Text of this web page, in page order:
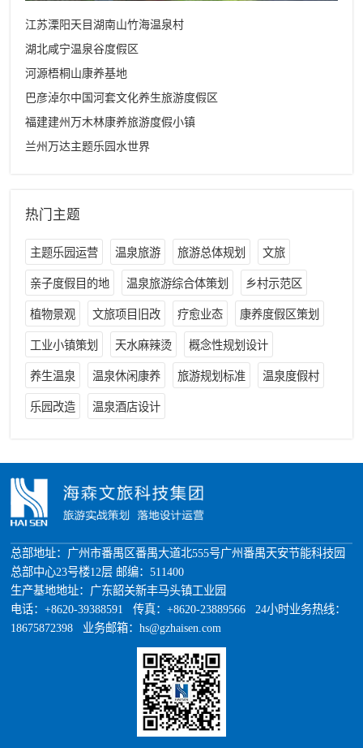
江苏溧阳天目湖南山竹海温泉村
湖北咸宁温泉谷度假区
河源梧桐山康养基地
巴彦淖尔中国河套文化养生旅游度假区
福建建州万木林康养旅游度假小镇
兰州万达主题乐园水世界
热门主题
主题乐园运营 温泉旅游 旅游总体规划 文旅
亲子度假目的地 温泉旅游综合体策划 乡村示范区
植物景观 文旅项目旧改 疗愈业态 康养度假区策划
工业小镇策划 天水麻辣烫 概念性规划设计
养生温泉 温泉休闲康养 旅游规划标准 温泉度假村
乐园改造 温泉酒店设计
总部地址：广州市番禺区番禺大道北555号广州番禺天安节能科技园
总部中心23号楼12层 邮编：511400
生产基地地址：广东韶关新丰马头镇工业园
电话：+8620-39388591 传真：+8620-23889566 24小时业务热线：
18675872398 业务邮箱：hs@gzhaisen.com